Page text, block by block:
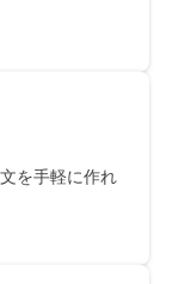
を手軽に作れ